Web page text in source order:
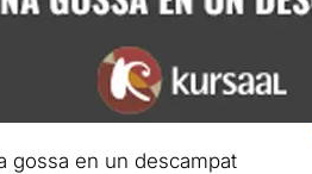
gossa en un descampat